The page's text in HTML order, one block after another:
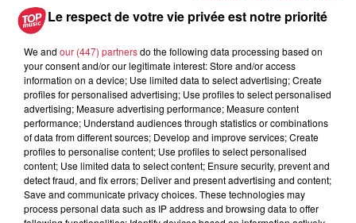
Tags antisémites à Strasbourg :
Catherine Trautmann réagit
6 août 2026
Au zoo de Mulhouse : rencontre
avec les flamants rouges
Le respect de votre vie privée est notre priorité
We and our (447) partnersdo the following data processing based on
your consent and/or our legitimate interest: Store and/or access
information on a device; Use limited data to select advertising; Create
profiles for personalised advertising; Use profiles to select personalised
advertising; Measure advertising performance; Measure content
performance; Understand audiences through statistics or combinations
of data from different sources; Develop and improve services; Create
profiles to personalise content; Use profiles to select personalised
content; Use limited data to select content; Ensure security, prevent and
detect fraud, and fix errors; Deliver and present advertising and content;
Save and communicate privacy choices. These technologies may
process personal data such as IP address and browsing data to offer